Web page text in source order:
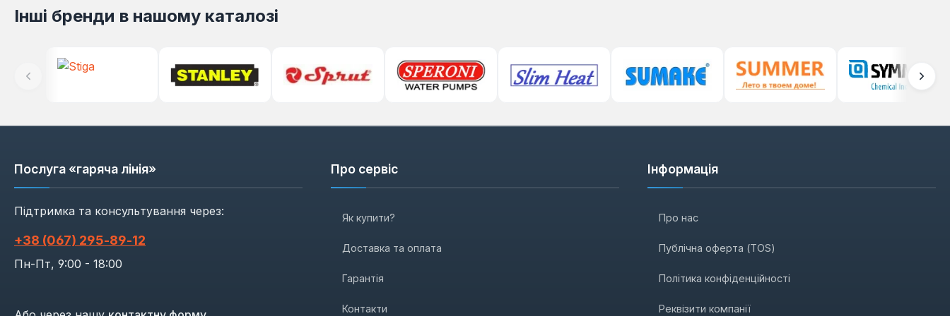
Інші бренди в нашому каталозі
Послуга «гаряча лінія»
Підтримка та консультування через:
+38 (067) 295‑89‑12
Пн-Пт, 9:00 - 18:00
Про сервіс
Як купити?
Доставка та оплата
Гарантія
Контакти
Інформація
Про нас
Публічна оферта (TOS)
Політика конфіденційності
Реквізити компанії